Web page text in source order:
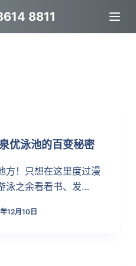
8811
优泳池的百变秘密
方！只想在这里度过漫
泳之余看看书、发…
12月10日